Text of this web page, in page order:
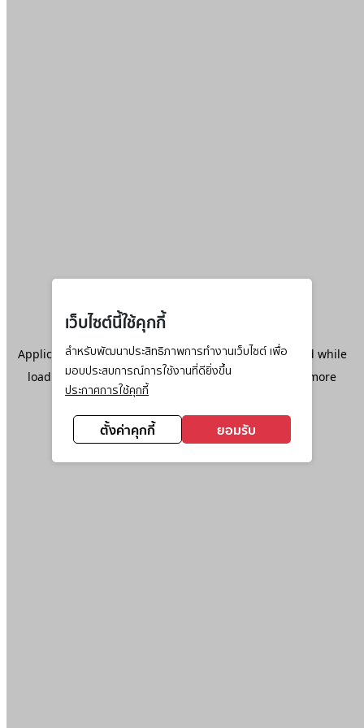
เว็บไซต์นี้ใช้คุกกี้
สำหรับพัฒนาประสิทธิภาพการทำงานเว็บไซต์ เพื่อ
มอบประสบการณ์การใช้งานที่ดียิ่งขึ้น
ประกาศการใช้คุกกี้
ตั้งค่าคุกกี้ ยอมรับ
Application error: aclient-side exception has occurred while
loadingwww.ktc.co.th(see the browser console
for more
information).